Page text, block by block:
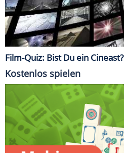
Film-Quiz: Bist Du ein Cineast?
Kostenlos spielen